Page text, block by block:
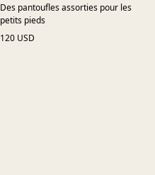
Des pantoufles assorties pour les
petits pieds
120 USD